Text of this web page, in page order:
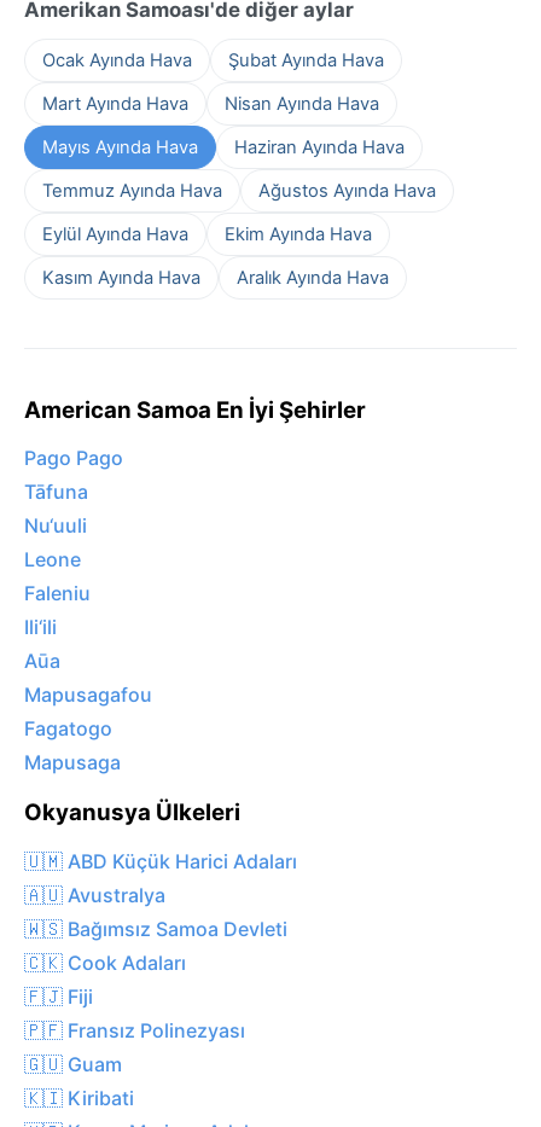
Amerikan Samoası'de diğer aylar
Ocak Ayında Hava
Şubat Ayında Hava
Mart Ayında Hava
Nisan Ayında Hava
Mayıs Ayında Hava
Haziran Ayında Hava
Temmuz Ayında Hava
Ağustos Ayında Hava
Eylül Ayında Hava
Ekim Ayında Hava
Kasım Ayında Hava
Aralık Ayında Hava
American Samoa En İyi Şehirler
Pago Pago
Tāfuna
Nu‘uuli
Leone
Faleniu
Ili‘ili
Aūa
Mapusagafou
Fagatogo
Mapusaga
Okyanusya Ülkeleri
🇺🇲 ABD Küçük Harici Adaları
🇦🇺 Avustralya
🇼🇸 Bağımsız Samoa Devleti
🇨🇰 Cook Adaları
🇫🇯 Fiji
🇵🇫 Fransız Polinezyası
🇬🇺 Guam
🇰🇮 Kiribati